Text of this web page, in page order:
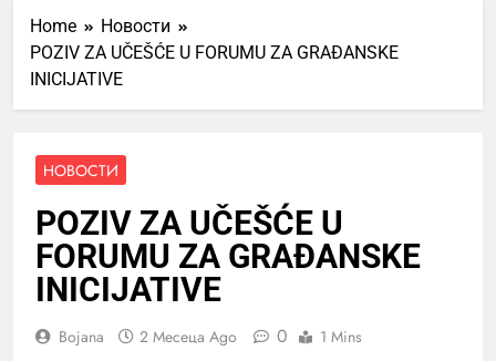
Home
Новости
POZIV ZA UČEŠĆE U FORUMU ZA GRAĐANSKE
INICIJATIVE
НОВОСТИ
POZIV ZA UČEŠĆE U
FORUMU ZA GRAĐANSKE
INICIJATIVE
Bojana 2 Месеца Ago 0 1 Mins